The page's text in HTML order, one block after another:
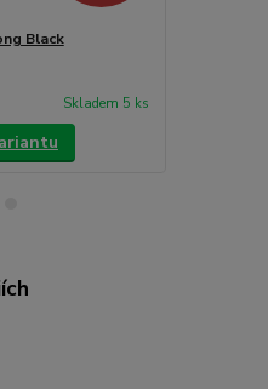
Black
Skladem 5 ks